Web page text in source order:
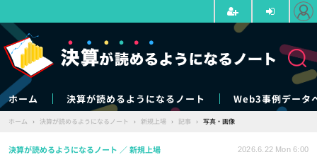
ホーム 決算が読めるようになるノート Web3事例データ
ホーム › 決算が読めるようになるノート › 新規上場 › 記事 › 写真・画像
決算が読めるようになるノート 新規上場 2026.6.22 Mon 6:00